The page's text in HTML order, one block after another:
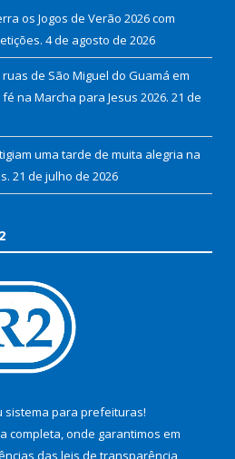
os Jogos de Verão 2026 com
4 de agosto de 2026
de São Miguel do Guamá em
na Marcha para Jesus 2026. 21 de
uma tarde de muita alegria na
21 de julho de 2026
sistema para prefeituras!
completa, onde garantimos em
das leis de transparência